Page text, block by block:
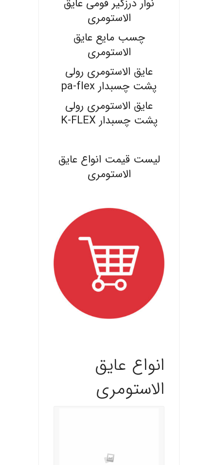
نوار درزگیر فومی عایق
الاستومری
چسب مایع عایق
الاستومری
عایق الاستومری رولی
پشت چسبدار pa-flex
عایق الاستومری رولی
پشت چسبدار K-FLEX
لیست قیمت انواع عایق
الاستومری
انواع عایق
الاستومری